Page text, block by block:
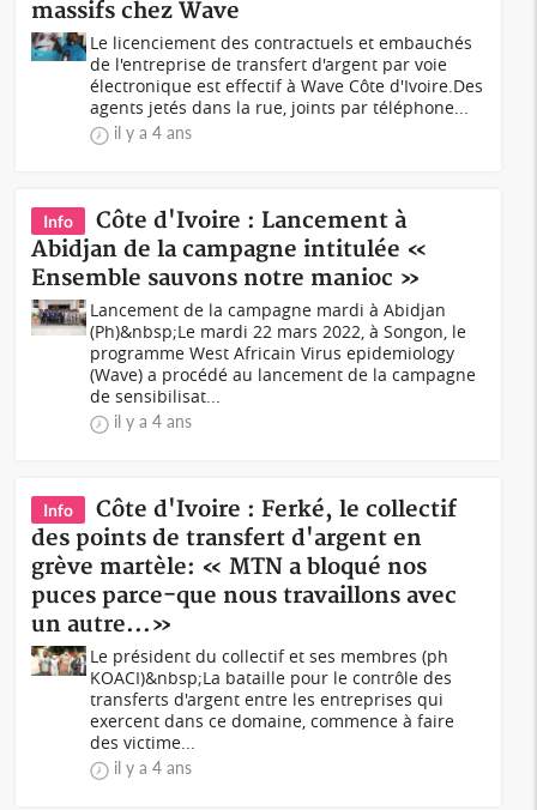
massifs chez Wave
Le licenciement des contractuels et embauchés
de l'entreprise de transfert d'argent par voie
électronique est effectif à Wave Côte d'Ivoire.Des
agents jetés dans la rue, joints par téléphone...
il y a 4 ans
Info
Côte d'Ivoire : Lancement à
Abidjan de la campagne intitulée «
Ensemble sauvons notre manioc »
Lancement de la campagne mardi à Abidjan
(Ph)&nbsp;Le mardi 22 mars 2022, à Songon, le
programme West Africain Virus epidemiology
(Wave) a procédé au lancement de la campagne
de sensibilisat...
il y a 4 ans
Info
Côte d'Ivoire : Ferké, le collectif
des points de transfert d'argent en
grève martèle: « MTN a bloqué nos
puces parce-que nous travaillons avec
un autre...»
Le président du collectif et ses membres (ph
KOACI)&nbsp;La bataille pour le contrôle des
transferts d'argent entre les entreprises qui
exercent dans ce domaine, commence à faire
des victime...
il y a 4 ans